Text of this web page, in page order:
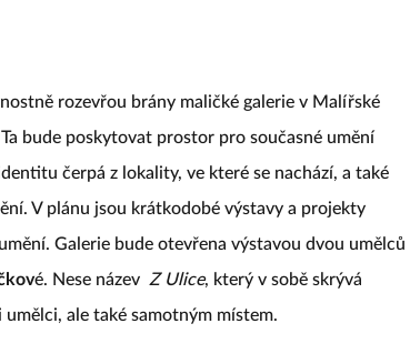
rozevřou brány maličké galerie v Malířské
Ta bude poskytovat prostor pro současné umění
čerpá z lokality, ve které se nachází, a také
V plánu jsou krátkodobé výstavy a projekty
Galerie bude otevřena výstavou dvou umělců
é. Nese název Z Ulice, který v sobě skrývá
ale také samotným místem.